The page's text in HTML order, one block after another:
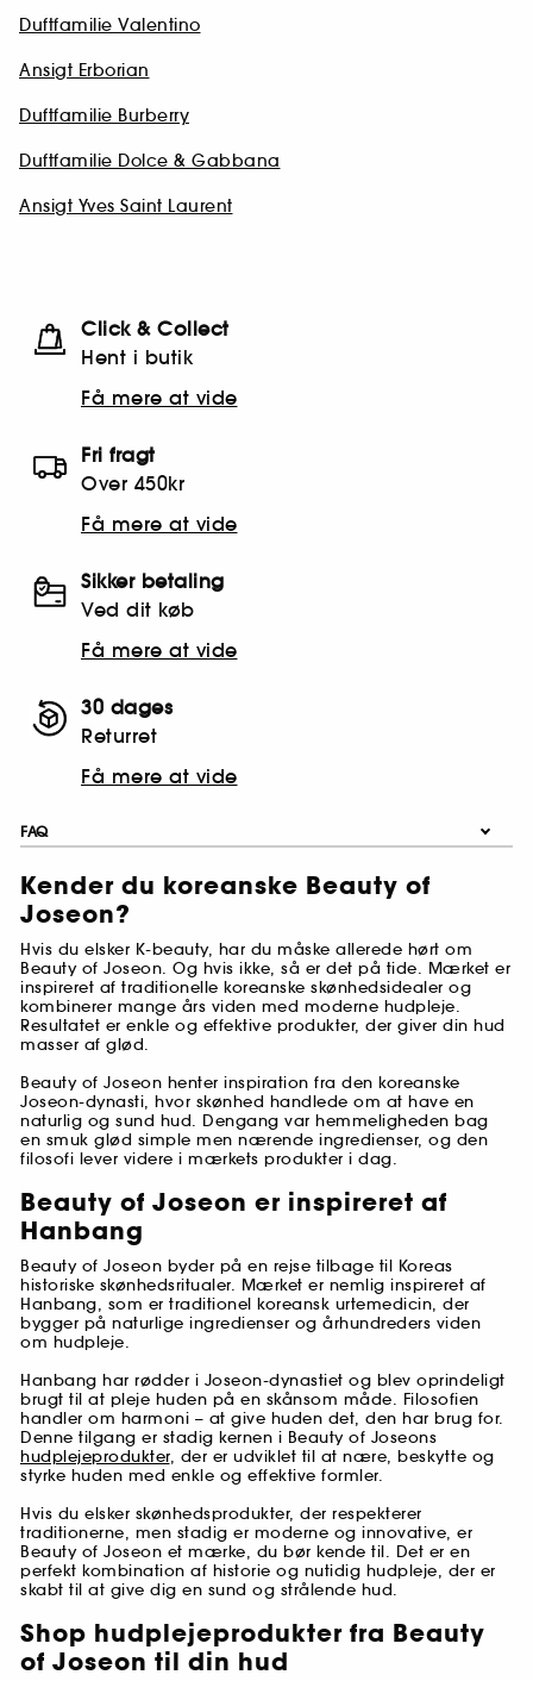
Duftfamilie Valentino
Ansigt Erborian
Duftfamilie Burberry
Duftfamilie Dolce & Gabbana
Ansigt Yves Saint Laurent
Click & Collect
Hent i butik
Få mere at vide
Fri fragt
Over 450kr
Få mere at vide
Sikker betaling
Ved dit køb
Få mere at vide
30 dages
Returret
Få mere at vide
FAQ
Kender du koreanske Beauty of
Joseon?
Hvis du elsker K-beauty, har du måske allerede hørt om
Beauty of Joseon. Og hvis ikke, så er det på tide. Mærket er
inspireret af traditionelle koreanske skønhedsidealer og
kombinerer mange års viden med moderne hudpleje.
Resultatet er enkle og effektive produkter, der giver din hud
masser af glød.
Beauty of Joseon henter inspiration fra den koreanske
Joseon-dynasti, hvor skønhed handlede om at have en
naturlig og sund hud. Dengang var hemmeligheden bag
en smuk glød simple men nærende ingredienser, og den
filosofi lever videre i mærkets produkter i dag.
Beauty of Joseon er inspireret af
Hanbang
Beauty of Joseon byder på en rejse tilbage til Koreas
historiske skønhedsritualer. Mærket er nemlig inspireret af
Hanbang, som er traditionel koreansk urtemedicin, der
bygger på naturlige ingredienser og århundreders viden
om hudpleje.
Hanbang har rødder i Joseon-dynastiet og blev oprindeligt
brugt til at pleje huden på en skånsom måde. Filosofien
handler om harmoni – at give huden det, den har brug for.
Denne tilgang er stadig kernen i Beauty of Joseons
hudplejeprodukter, der er udviklet til at nære, beskytte og
styrke huden med enkle og effektive formler.
Hvis du elsker skønhedsprodukter, der respekterer
traditionerne, men stadig er moderne og innovative, er
Beauty of Joseon et mærke, du bør kende til. Det er en
perfekt kombination af historie og nutidig hudpleje, der er
skabt til at give dig en sund og strålende hud.
Shop hudplejeprodukter fra Beauty
of Joseon til din hud